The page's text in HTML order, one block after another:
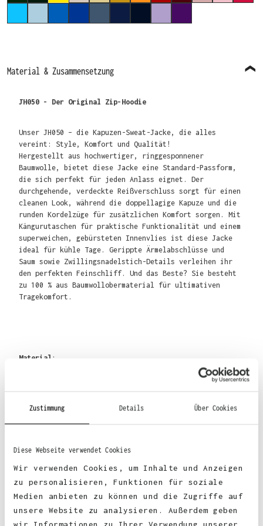
Zustimmung Details Über Cookies
Diese Webseite verwendet Cookies
Wir verwenden Cookies, um Inhalte und Anzeigen
zu personalisieren, Funktionen für soziale
Medien anbieten zu können und die Zugriffe auf
unsere Website zu analysieren. Außerdem geben
wir Informationen zu Ihrer Verwendung unserer
Material & Zusammensetzung
JH050 - Der Original Zip-Hoodie
Unser JH050 – die Kapuzen-Sweat-Jacke, die alles
vereint: Style, Komfort und Qualität!
Hergestellt aus hochwertiger, ringgesponnener
Baumwolle, bietet diese Jacke eine Standard-Passform,
die sich perfekt für jeden Anlass eignet. Der
durchgehende, verdeckte Reißverschluss sorgt für einen
cleanen Look, während die doppellagige Kapuze und die
runden Kordelzüge für zusätzlichen Komfort sorgen. Mit
Kängurutaschen für praktische Funktionalität und einem
superweichen, gebürsteten Innenvlies ist diese Jacke
ideal für kühle Tage. Gerippte Ärmelabschlüsse und
Saum sowie Zwillingsnadelstich-Details verleihen ihr
den perfekten Feinschliff. Und das Beste? Sie besteht
zu 100 % aus Baumwollobermaterial für ultimativen
Tragekomfort.
Material :
75% Baumwolle, 25% Polyester (Heather Grey)
52% Baumwolle, 48% Polyester (Charcoal)